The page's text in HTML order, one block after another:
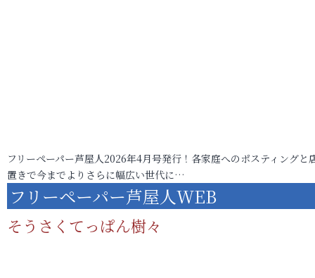
フリーペーパー芦屋人2026年4月号発行！各家庭へのポスティングと
置きで今までよりさらに幅広い世代に…
フリーペーパー芦屋人WEB
そうさくてっぱん樹々